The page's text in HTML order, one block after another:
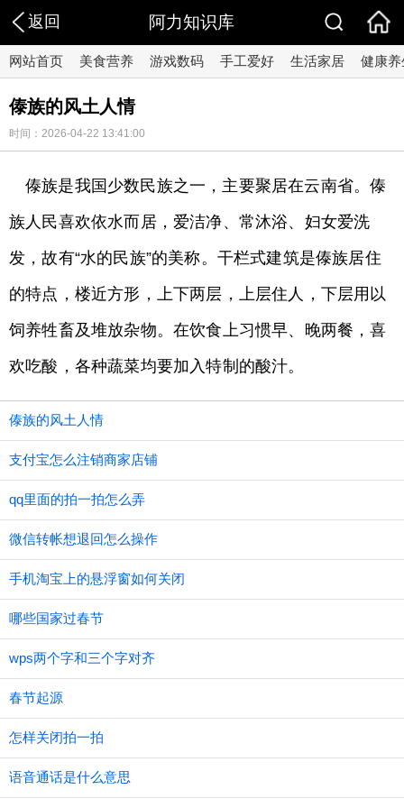
返回 阿力知识库
网站首页 美食营养 游戏数码 手工爱好 生活家居 健康养
傣族的风土人情
时间：2026-04-22 13:41:00
傣族是我国少数民族之一，主要聚居在云南省。傣
族人民喜欢依水而居，爱洁净、常沐浴、妇女爱洗
发，故有“水的民族”的美称。干栏式建筑是傣族居住
的特点，楼近方形，上下两层，上层住人，下层用以
饲养牲畜及堆放杂物。在饮食上习惯早、晚两餐，喜
欢吃酸，各种蔬菜均要加入特制的酸汁。
傣族的风土人情
支付宝怎么注销商家店铺
qq里面的拍一拍怎么弄
微信转帐想退回怎么操作
手机淘宝上的悬浮窗如何关闭
哪些国家过春节
wps两个字和三个字对齐
春节起源
怎样关闭拍一拍
语音通话是什么意思